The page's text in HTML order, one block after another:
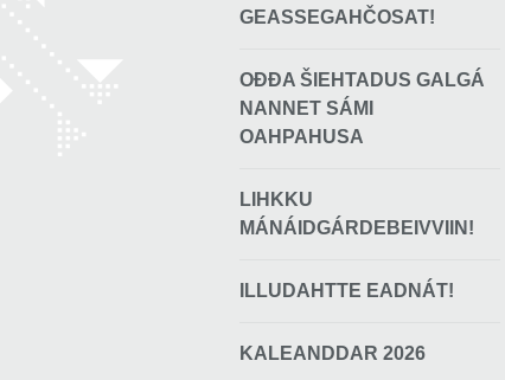
GEASSEGAHČOSAT!
OĐĐA ŠIEHTADUS GALGÁ
NANNET SÁMI
OAHPAHUSA
LIHKKU
MÁNÁIDGÁRDEBEIVVIIN!
ILLUDAHTTE EADNÁT!
KALEANDDAR 2026